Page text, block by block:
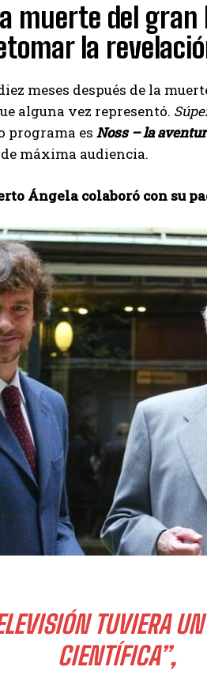
.
muerte del
la
meses después de la
alguna vez representó.
programa es Noss – la
máxima audiencia.
Ángela colaboró ​​con su
TUVIERA
CIENTÍFICA”,